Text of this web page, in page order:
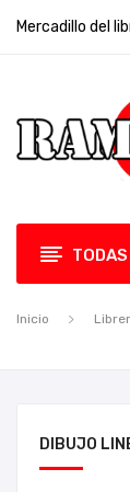
Mercadillo del
Inicio
DIBUJO